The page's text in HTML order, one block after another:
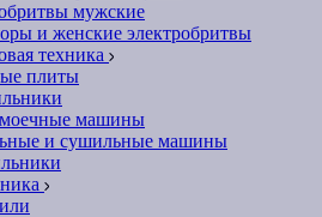
мужские
и женские электробритвы
техника
плиты
машины
и сушильные машины